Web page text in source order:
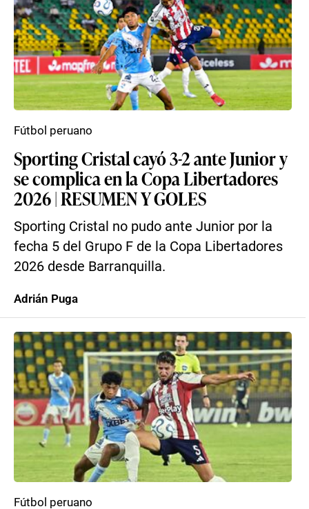
Sporting Cristal cayó 3-2 ante Junior y
se complica en la Copa Libertadores
2026 | RESUMEN Y GOLES
Sporting Cristal no pudo ante Junior por la
fecha 5 del Grupo F de la Copa Libertadores
2026 desde Barranquilla.
Fútbol peruano
Adrián Puga
Fútbol peruano